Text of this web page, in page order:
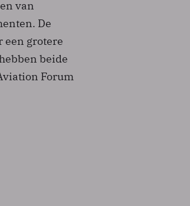
van
De
een grotere
beide
Forum